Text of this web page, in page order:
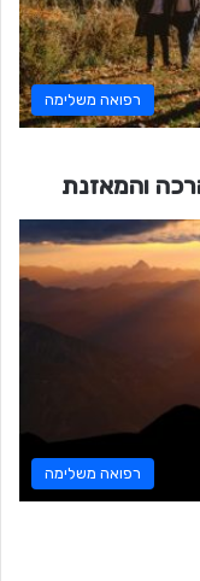
רפואה משלימה
והמאזנת
רפואה משלימה